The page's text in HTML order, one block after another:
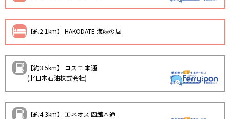
【約2.1km】 HAKODATE 海峡の風
【約3.5km】 コスモ 本通
(北日本石油株式会社)
【約4.3km】 エネオス 函館本通